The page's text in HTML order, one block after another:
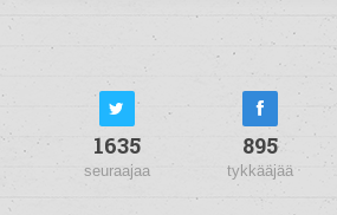
1635
seuraajaa
895
tykkääjää